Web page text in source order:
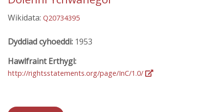
Wikidata: Q20734395
Dyddiad cyhoeddi: 1953
Hawlfraint Erthygl:
http://rightsstatements.org/page/InC/1.0/